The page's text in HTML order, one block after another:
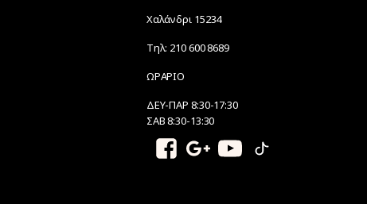
Χαλάνδρι 15234
Τηλ: 210 600 8689
ΩΡΑΡΙΟ
ΔΕΥ-ΠΑΡ 8:30-17:30
ΣΑΒ 8:30-13:30